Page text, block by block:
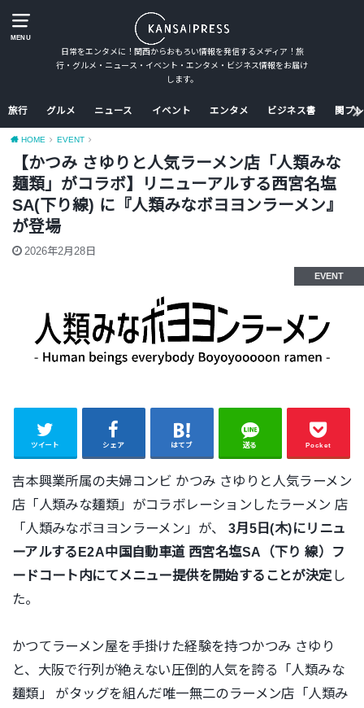
MENU
日常をエンタメに！関西からおもろい情報を発信するメディア！旅
行・グルメ・ニュース・イベント・エンタメ・ビジネス情報をお届け
します。
旅行 グルメ ニュース イベント エンタメ ビジネス書 関プ
HOME EVENT
【かつみ さゆりと人気ラーメン店「人類みな
麺類」がコラボ】リニューアルする西宮名塩
SA(下り線) に『人類みなボヨヨンラーメン』
が登場
2026年2月28日
EVENT
ツイート シェア はてブ 送る Pocket
吉本興業所属の夫婦コンビ かつみ さゆりと人気ラーメン
店「人類みな麺類」がコラボレーションしたラーメン 店
「人類みなボヨヨンラーメン」が、 3月5日(木)にリニュ
ーアルするE2A中国自動車道 西宮名塩SA（下り 線）フ
ードコート内にてメニュー提供を開始することが決定 し
た。
かつてラーメン屋を手掛けた経験を持つかつみ さゆり
と、大阪で行列が絶えない圧倒的人気を誇る「人類みな
麺類」 がタッグを組んだ唯一無二のラーメン店「人類み